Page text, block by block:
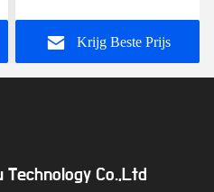
Krijg Beste Prijs
Technology Co.,Ltd